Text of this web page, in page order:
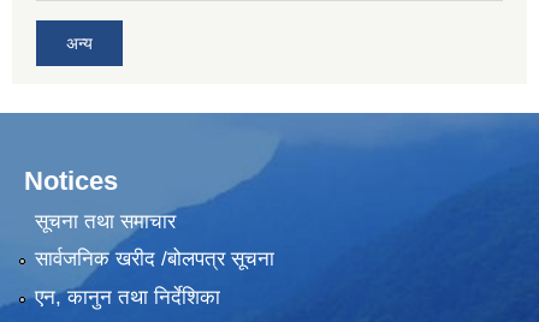
अन्य
Notices
सूचना तथा समाचार
सार्वजनिक खरीद /बोलपत्र सूचना
एन, कानुन तथा निर्देशिका